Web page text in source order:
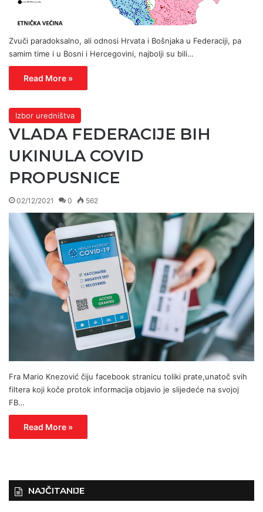
Zvuči paradoksalno, ali odnosi Hrvata i Bošnjaka u Federaciji, pa
samim time i u Bosni i Hercegovini, najbolji su bili…
Read More »
Izbor uredništva
VLADA FEDERACIJE BIH
UKINULA COVID
PROPUSNICE
02/12/2021 0 562
Fra Mario Knezović čiju facebook stranicu toliki prate,unatoč svih
filtera koji koče protok informacija objavio je slijedeće na svojoj
FB…
Read More »
NAJČITANIJE